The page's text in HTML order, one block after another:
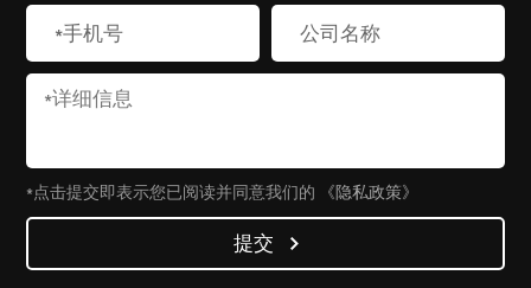
*点击提交即表示您已阅读并同意我们的 《隐私政策》
提交